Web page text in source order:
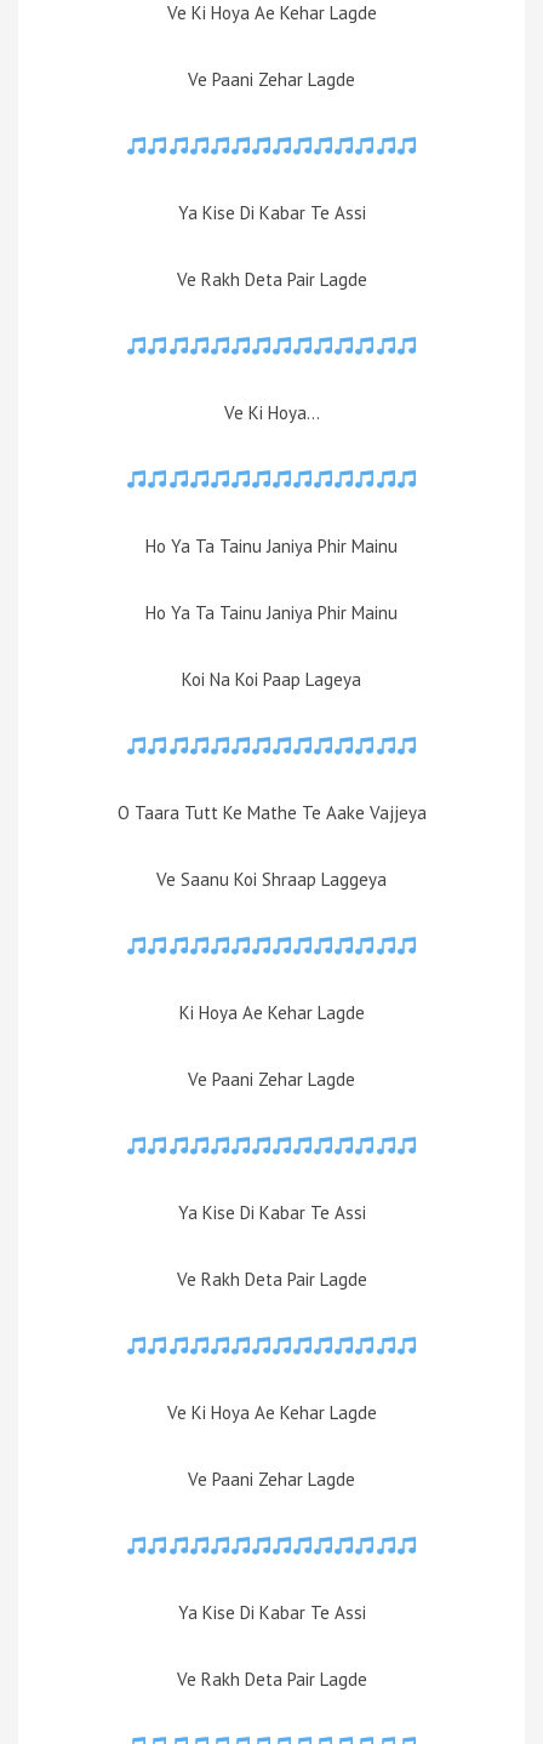
Ve Ki Hoya Ae Kehar Lagde
Ve Paani Zehar Lagde
Ya Kise Di Kabar Te Assi
Ve Rakh Deta Pair Lagde
Ve Ki Hoya…
Ho Ya Ta Tainu Janiya Phir Mainu
Ho Ya Ta Tainu Janiya Phir Mainu
Koi Na Koi Paap Lageya
O Taara Tutt Ke Mathe Te Aake Vajjeya
Ve Saanu Koi Shraap Laggeya
Ki Hoya Ae Kehar Lagde
Ve Paani Zehar Lagde
Ya Kise Di Kabar Te Assi
Ve Rakh Deta Pair Lagde
Ve Ki Hoya Ae Kehar Lagde
Ve Paani Zehar Lagde
Ya Kise Di Kabar Te Assi
Ve Rakh Deta Pair Lagde